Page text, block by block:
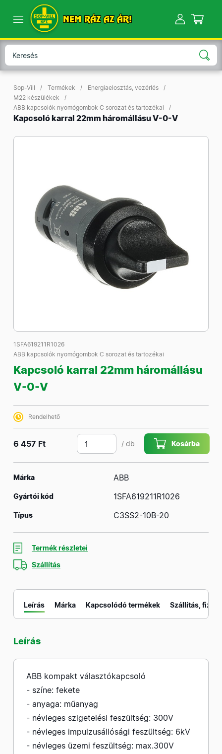
NEM RÁZ AZ ÁR!
Sop-Vill Termékek
Energiaelosztás, vezérlés
M22 készülékek
ABB kapcsolók nyomógombok C sorozat és tartozékai
Kapcsoló karral 22mm háromállásu V-0-V
1SFA619211R1026
ABB kapcsolók nyomógombok C sorozat és tartozékai
Kapcsoló karral 22mm háromállásu
V-0-V
Rendelhető
6 457 Ft / db Kosárba
Márka ABB
Gyártói kód 1SFA619211R1026
Típus C3SS2-10B-20
Termék részletei
Szállítás
Leírás Márka Kapcsolódó termékek Szállítás,
Leírás
ABB kompakt választókapcsoló
- színe: fekete
- anyaga: műanyag
- névleges szigetelési feszültség: 300V
- névleges impulzusállósági feszültség: 6kV
- névleges üzemi feszültség: max.300V